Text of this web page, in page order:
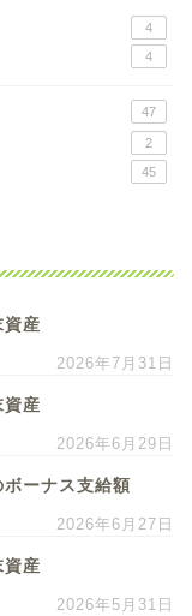
4
4
47
2
45
産
2026年7月31日
産
2026年6月29日
ーナス支給額
2026年6月27日
産
2026年5月31日